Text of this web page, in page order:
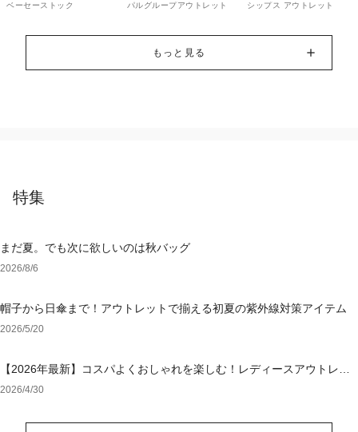
ベーセーストック パルグループアウトレット シップス アウトレット
もっと見る
特集
まだ夏。でも次に欲しいのは秋バッグ
2026/8/6
帽子から日傘まで！アウトレットで揃える初夏の紫外線対策アイテム
2026/5/20
【2026年最新】コスパよくおしゃれを楽しむ！レディースアウトレッ
トおすすめブランド特集
2026/4/30